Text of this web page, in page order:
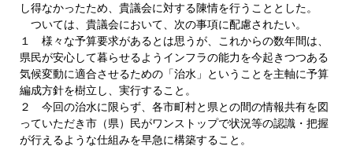
し得なかったため、貴議会に対する陳情を行うこととした。
ついては、貴議会において、次の事項に配慮されたい。
１ 様々な予算要求があるとは思うが、これからの数年間は、
県民が安心して暮らせるようインフラの能力を今起きつつある
気候変動に適合させるための「治水」ということを主軸に予算
編成方針を樹立し、実行すること。
２ 今回の治水に限らず、各市町村と県との間の情報共有を図
っていただき市（県）民がワンストップで状況等の認識・把握
が行えるような仕組みを早急に構築すること。